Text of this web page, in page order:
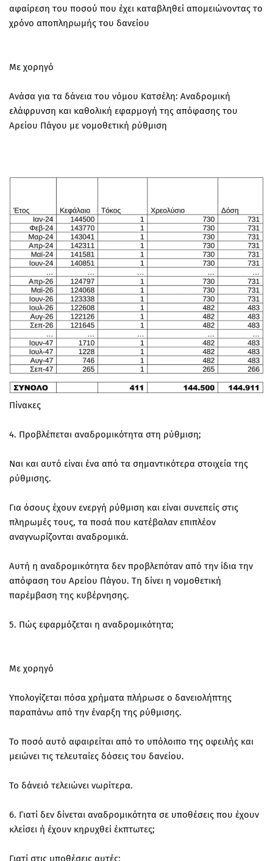
αφαίρεση του ποσού που έχει καταβληθεί απομειώνοντας το
χρόνο αποπληρωμής του δανείου
Με χορηγό
Ανάσα για τα δάνεια του νόμου Κατσέλη: Αναδρομική
ελάφρυνση και καθολική εφαρμογή της απόφασης του
Αρείου Πάγου με νομοθετική ρύθμιση
Πίνακες
4. Προβλέπεται αναδρομικότητα στη ρύθμιση;
Ναι και αυτό είναι ένα από τα σημαντικότερα στοιχεία της
ρύθμισης.
Για όσους έχουν ενεργή ρύθμιση και είναι συνεπείς στις
πληρωμές τους, τα ποσά που κατέβαλαν επιπλέον
αναγνωρίζονται αναδρομικά.
Αυτή η αναδρομικότητα δεν προβλεπόταν από την ίδια την
απόφαση του Αρείου Πάγου. Τη δίνει η νομοθετική
παρέμβαση της κυβέρνησης.
5. Πώς εφαρμόζεται η αναδρομικότητα;
Με χορηγό
Υπολογίζεται πόσα χρήματα πλήρωσε ο δανειολήπτης
παραπάνω από την έναρξη της ρύθμισης.
Το ποσό αυτό αφαιρείται από το υπόλοιπο της οφειλής και
μειώνει τις τελευταίες δόσεις του δανείου.
Το δάνειό τελειώνει νωρίτερα.
6. Γιατί δεν δίνεται αναδρομικότητα σε υποθέσεις που έχουν
κλείσει ή έχουν κηρυχθεί έκπτωτες;
Γιατί στις υποθέσεις αυτές: